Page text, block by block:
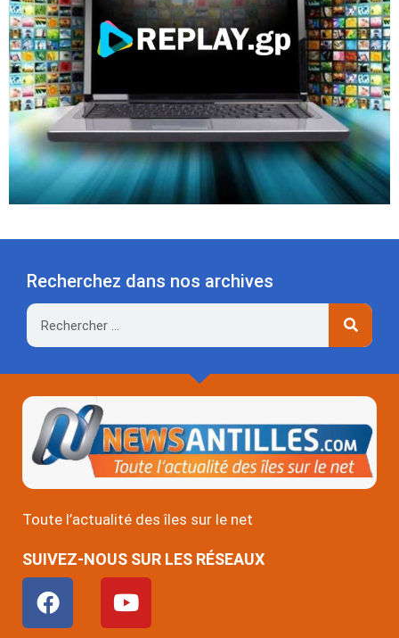
Recherchez dans nos archives
Rechercher
Toute l’actualité des îles sur le net
SUIVEZ-NOUS SUR LES RÉSEAUX
F
a
Y
o